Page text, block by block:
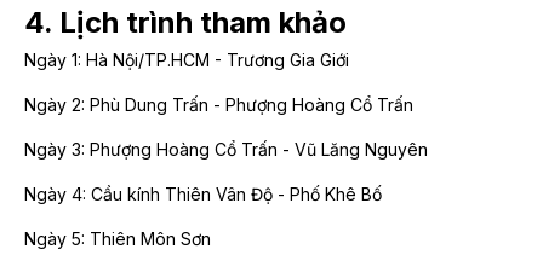
4. Lịch trình tham khảo
Ngày 1: Hà Nội/TP.HCM - Trương Gia Giới
Ngày 2: Phù Dung Trấn - Phượng Hoàng Cổ Trấn
Ngày 3: Phượng Hoàng Cổ Trấn - Vũ Lăng Nguyên
Ngày 4: Cầu kính Thiên Vân Độ - Phố Khê Bố
Ngày 5: Thiên Môn Sơn